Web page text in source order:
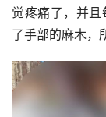
觉疼痛了，并
了手部的麻木，